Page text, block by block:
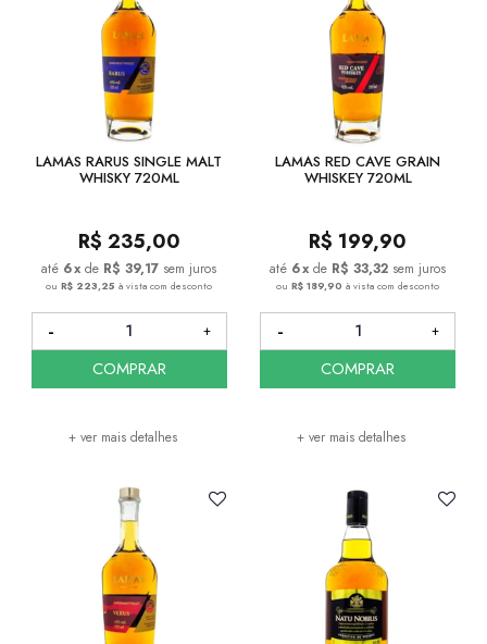
LAMAS RARUS SINGLE MALT
WHISKY 720ML
R$ 235,00
6x de R$ 39,17 sem juros
ouR$ 223,25à vista com desconto
+ ver mais detalhes
COMPRAR
LAMAS RED CAVE GRAIN
WHISKEY 720ML
R$ 199,90
6x de R$ 33,32 sem juros
ouR$ 189,90à vista com desconto
+ ver mais detalhes
COMPRAR